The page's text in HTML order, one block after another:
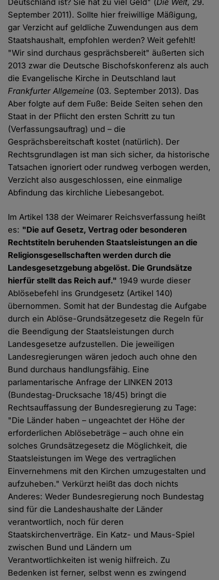
Deutschland ist? Sie hat zu viel Geld" (Die Welt, 29.
September 2011). Sollte hier freiwillige Mäßigung,
gar Verzicht auf geldliche Zuwendungen aus dem
Staatshaushalt, empfohlen werden? Weit gefehlt!
"Wir sind durchaus gesprächsbereit" äußerten sich
2013 zwar die Deutsche Bischofskonferenz als auch
die Evangelische Kirche in Deutschland laut
Frankfurter Allgemeine (03. September 2013). Das
Aber folgte auf dem Fuße: Beide Seiten sehen den
Staat in der Pflicht den ersten Schritt zu tun
(Verfassungsauftrag) und – die
Gesprächsbereitschaft kostet (natürlich). Der
Rechtsgrundlagen ist man sich sicher, da historische
Tatsachen ignoriert oder rundweg verbogen werden,
Verzicht also ausgeschlossen, eine einmalige
Abfindung das kirchliche Liebesangebot.
Im Artikel 138 der Weimarer Reichsverfassung heißt
es: "Die auf Gesetz, Vertrag oder besonderen
Rechtstiteln beruhenden Staatsleistungen an die
Religionsgesellschaften werden durch die
Landesgesetzgebung abgelöst. Die Grundsätze
hierfür stellt das Reich auf." 1949 wurde dieser
Ablösebefehl ins Grundgesetz (Artikel 140)
übernommen. Somit hat der Bundestag die Aufgabe
durch ein Ablöse-Grundsätzegesetz die Regeln für
die Beendigung der Staatsleistungen durch
Landesgesetze aufzustellen. Die jeweiligen
Landesregierungen wären jedoch auch ohne den
Bund durchaus handlungsfähig. Eine
parlamentarische Anfrage der LINKEN 2013
(Bundestag-Drucksache 18/45) bringt die
Rechtsauffassung der Bundesregierung zu Tage:
"Die Länder haben – ungeachtet der Höhe der
erforderlichen Ablösebeträge – auch ohne ein
solches Grundsätzegesetz die Möglichkeit, die
Staatsleistungen im Wege des vertraglichen
Einvernehmens mit den Kirchen umzugestalten und
aufzuheben." Verkürzt heißt das doch nichts
Anderes: Weder Bundesregierung noch Bundestag
sind für die Landeshaushalte der Länder
verantwortlich, noch für deren
Staatskirchenverträge. Ein Katz- und Maus-Spiel
zwischen Bund und Ländern um
Verantwortlichkeiten ist wenig hilfreich. Zu
Bedenken ist ferner, selbst wenn es zwingend